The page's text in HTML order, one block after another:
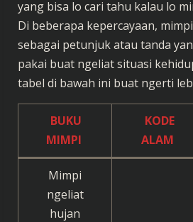
yang bisa lo cari tahu kalau lo
Di beberapa kepercayaan,
sebagai petunjuk atau tanda
pakai buat ngeliat situasi
tabel di bawah ini buat ngerti
BUKU
MIMPI
KODE
ALAM
Mimpi
ngeliat
hujan